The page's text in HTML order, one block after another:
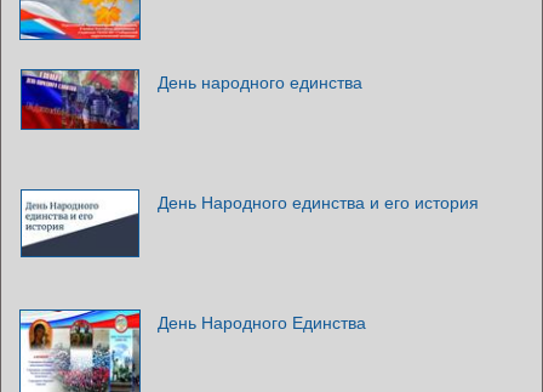
День народного единства
День Народного единства и его история
День Народного Единства